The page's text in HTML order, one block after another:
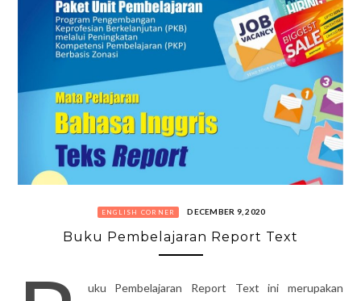
ENGLISH CORNER DECEMBER 9, 2020
Buku Pembelajaran Report Text
uku Pembelajaran Report Text ini merupakan